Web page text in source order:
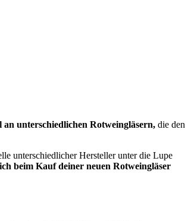
an unterschiedlichen Rotweingläsern, die den
unterschiedlicher Hersteller unter die Lupe
beim Kauf deiner neuen Rotweingläser